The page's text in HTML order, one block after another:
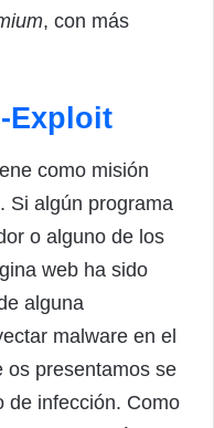
, con más
Exploit
como misión
. Si algún programa
o alguno de los
web ha sido
alguna
malware en el
os presentamos se
de infección. Como